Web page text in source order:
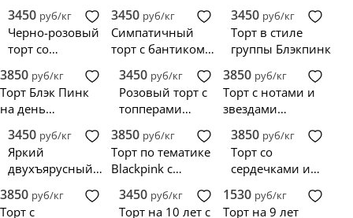
3450 руб/кг
Черно-розовый
торт со
Blackpink
3450 руб/кг
Симпатичный
торт с бантиком
Blackpink
3450 руб/кг
Торт в стиле
группы Блэкпинк
3850 руб/кг
Торт Блэк Пинк
на день
девочке
3450 руб/кг
Розовый торт с
топперами
3850 руб/кг
Торт с нотами и
звездами
3450 руб/кг
Яркий
двухъярусный
группы Blackpink
3850 руб/кг
Торт по тематике
Blackpink с
3850 руб/кг
Торт со
сердечками и
Blackpink
3850 руб/кг
Торт с
3450 руб/кг
Торт на 10 лет с
1530 руб/кг
Торт на 9 лет